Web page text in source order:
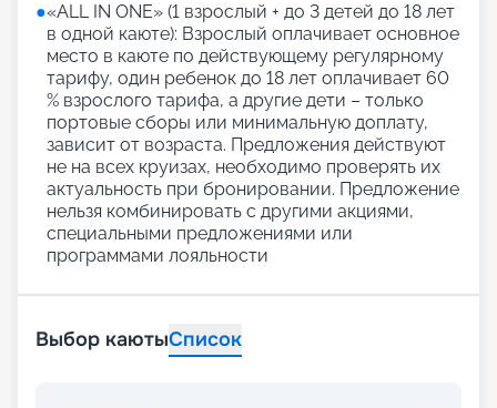
●«АLL IN ONE» (1 взрослый + до 3 детей до 18 лет
в одной каюте): Взрослый оплачивает основное
место в каюте по действующему регулярному
тарифу, один ребенок до 18 лет оплачивает 60
% взрослого тарифа, а другие дети – только
портовые сборы или минимальную доплату,
зависит от возраста. Предложения действуют
не на всех круизах, необходимо проверять их
актуальность при бронировании. Предложение
нельзя комбинировать с другими акциями,
специальными предложениями или
программами лояльности
Выбор каютыСписок